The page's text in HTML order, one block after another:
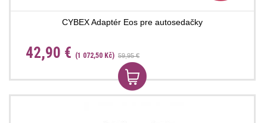
CYBEX Adaptér Eos pre autosedačky
42,90 € (1 072,50 Kč) 59,95 €